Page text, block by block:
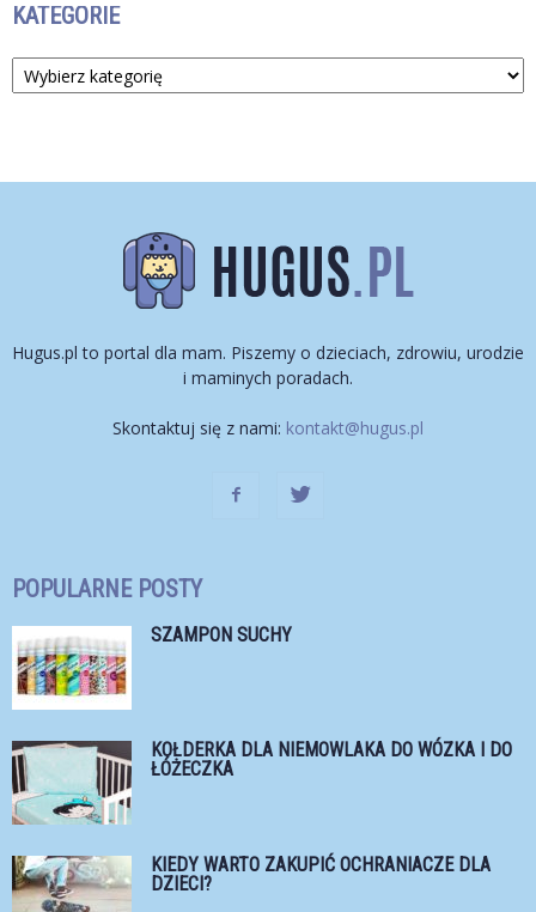
KATEGORIE
Kategorie
Hugus.pl to portal dla mam. Piszemy o dzieciach, zdrowiu, urodzie
i maminych poradach.
Skontaktuj się z nami: kontakt@hugus.pl
POPULARNE POSTY
SZAMPON SUCHY
KOŁDERKA DLA NIEMOWLAKA DO WÓZKA I DO
ŁÓŻECZKA
KIEDY WARTO ZAKUPIĆ OCHRANIACZE DLA
DZIECI?